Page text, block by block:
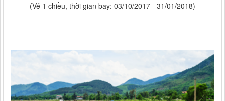
(Vé 1 chiều, thời gian bay: 03/10/2017 - 31/01/2018)